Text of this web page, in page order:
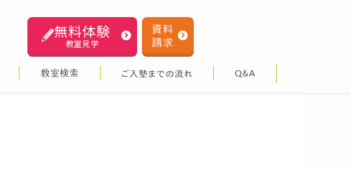
無料体験
教室見学
資料
請求